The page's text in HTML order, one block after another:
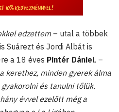
edzettem – utal a többek
Suárezt és Jordi Albát is
a 18 éves Pintér Dániel. –
kerethez, minden gyerek álma
és tanulni tőlük.
évvel ezelőtt még a